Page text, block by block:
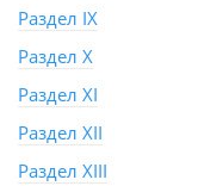
Раздел IX
Раздел X
Раздел XI
Раздел XII
Раздел XIII